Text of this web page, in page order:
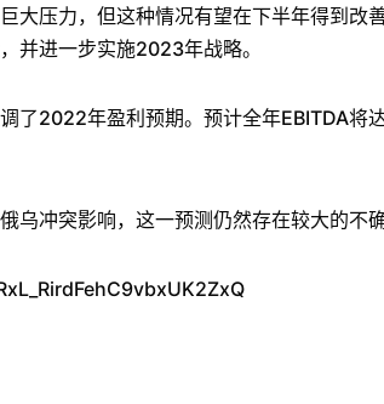
大压力，但这种情况有望在下半年得到改
并进一步实施2023年战略。
了2022年盈利预期。预计全年EBITDA将
乌冲突影响，这一预测仍然存在较大的不确